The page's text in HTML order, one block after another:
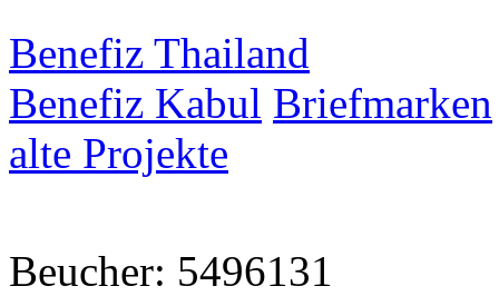
Benefiz Thailand
Benefiz Kabul Briefmarken
alte Projekte
Beucher: 5496131